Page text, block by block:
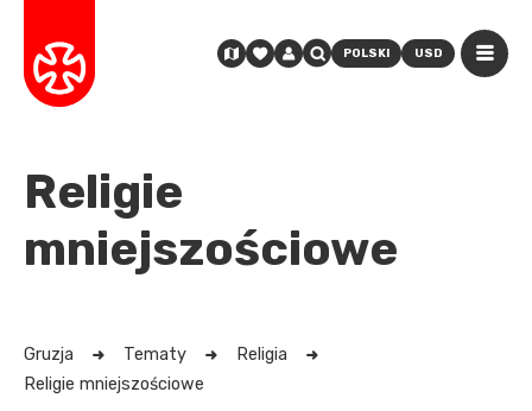
POLSKI USD
Religie
mniejszościowe
Gruzja Tematy
Religia
Religie mniejszościowe